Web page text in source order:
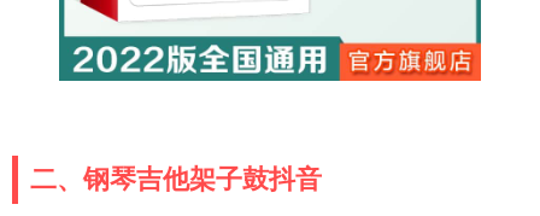
二、钢琴吉他架子鼓抖音